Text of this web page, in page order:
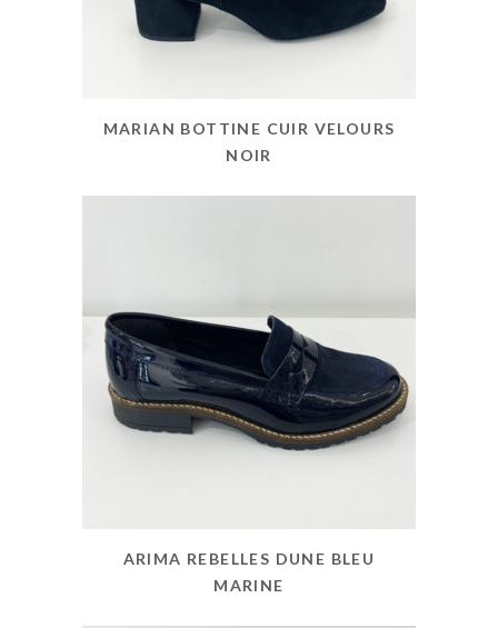
MARIAN BOTTINE CUIR VELOURS
NOIR
ARIMA REBELLES DUNE BLEU
MARINE